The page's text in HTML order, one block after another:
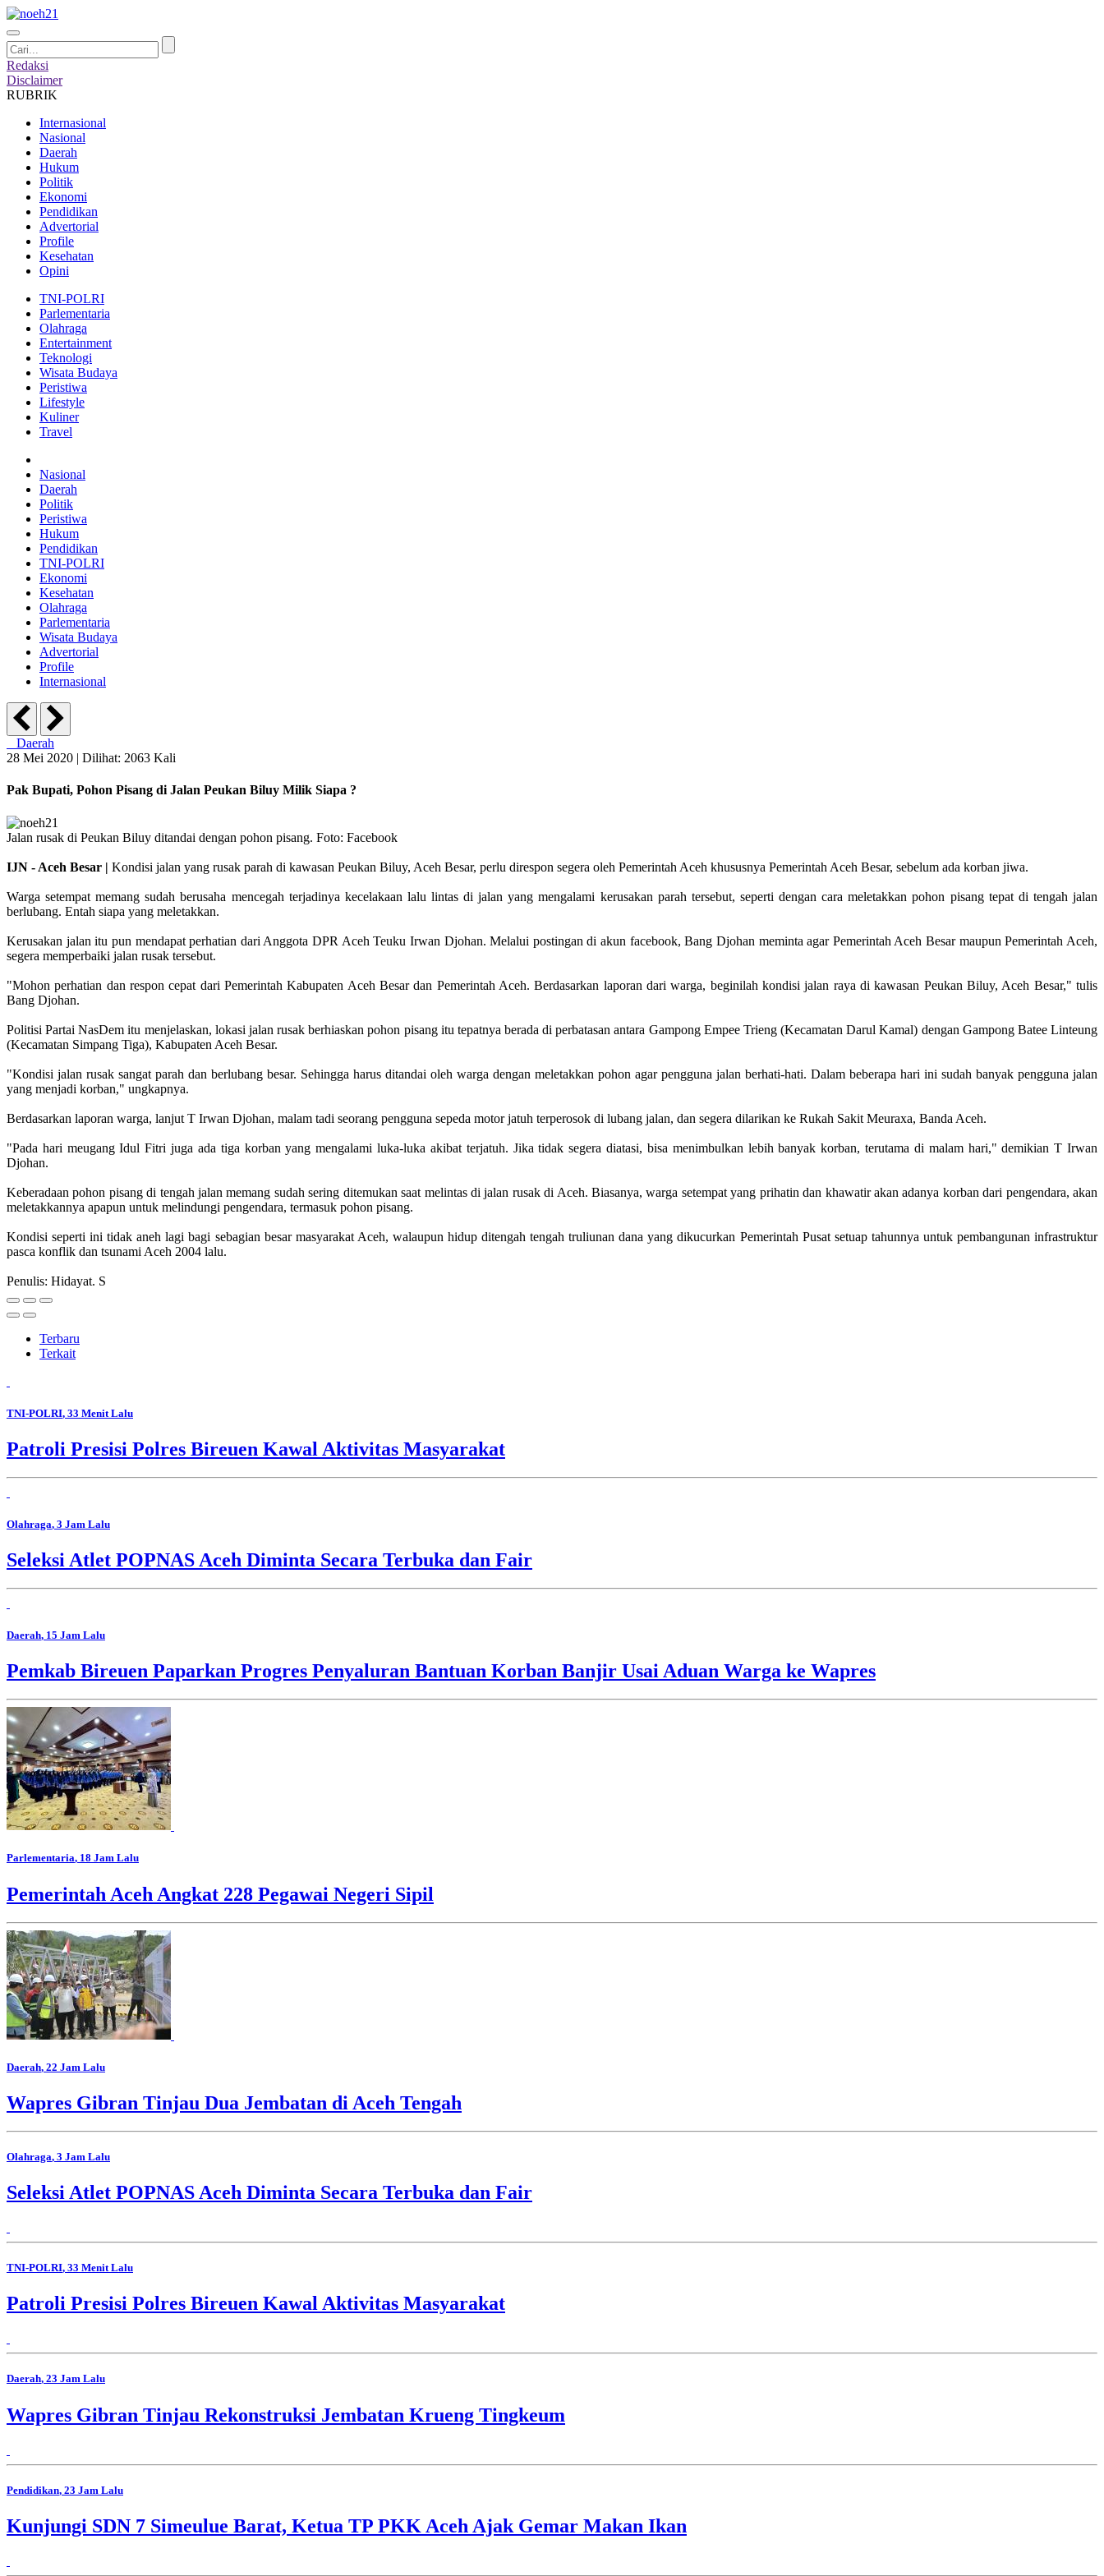
Redaksi
Disclaimer
RUBRIK
Internasional
Nasional
Daerah
Hukum
Politik
Ekonomi
Pendidikan
Advertorial
Profile
Kesehatan
Opini
TNI-POLRI
Parlementaria
Olahraga
Entertainment
Teknologi
Wisata Budaya
Peristiwa
Lifestyle
Kuliner
Travel
Nasional
Daerah
Politik
Peristiwa
Hukum
Pendidikan
TNI-POLRI
Ekonomi
Kesehatan
Olahraga
Parlementaria
Wisata Budaya
Advertorial
Profile
Internasional
Daerah
28 Mei 2020 | Dilihat: 2063 Kali
Pak Bupati, Pohon Pisang di Jalan Peukan Biluy Milik Siapa ?
Jalan rusak di Peukan Biluy ditandai dengan pohon pisang. Foto: Facebook
IJN - Aceh Besar | Kondisi jalan yang rusak parah di kawasan Peukan Biluy, Aceh Besar, perlu direspon segera oleh Pemerintah Aceh khususnya Pemerintah Aceh Besar, sebelum ada korban jiwa.
Warga setempat memang sudah berusaha mencegah terjadinya kecelakaan lalu lintas di jalan yang mengalami kerusakan parah tersebut, seperti dengan cara meletakkan pohon pisang tepat di tengah jalan
berlubang. Entah siapa yang meletakkan.
Kerusakan jalan itu pun mendapat perhatian dari Anggota DPR Aceh Teuku Irwan Djohan. Melalui postingan di akun facebook, Bang Djohan meminta agar Pemerintah Aceh Besar maupun Pemerintah Aceh,
segera memperbaiki jalan rusak tersebut.
"Mohon perhatian dan respon cepat dari Pemerintah Kabupaten Aceh Besar dan Pemerintah Aceh. Berdasarkan laporan dari warga, beginilah kondisi jalan raya di kawasan Peukan Biluy, Aceh Besar," tulis
Bang Djohan.
Politisi Partai NasDem itu menjelaskan, lokasi jalan rusak berhiaskan pohon pisang itu tepatnya berada di perbatasan antara Gampong Empee Trieng (Kecamatan Darul Kamal) dengan Gampong Batee Linteung
(Kecamatan Simpang Tiga), Kabupaten Aceh Besar.
"Kondisi jalan rusak sangat parah dan berlubang besar. Sehingga harus ditandai oleh warga dengan meletakkan pohon agar pengguna jalan berhati-hati. Dalam beberapa hari ini sudah banyak pengguna jalan
yang menjadi korban," ungkapnya.
Berdasarkan laporan warga, lanjut T Irwan Djohan, malam tadi seorang pengguna sepeda motor jatuh terperosok di lubang jalan, dan segera dilarikan ke Rukah Sakit Meuraxa, Banda Aceh.
"Pada hari meugang Idul Fitri juga ada tiga korban yang mengalami luka-luka akibat terjatuh. Jika tidak segera diatasi, bisa menimbulkan lebih banyak korban, terutama di malam hari," demikian T Irwan
Djohan.
Keberadaan pohon pisang di tengah jalan memang sudah sering ditemukan saat melintas di jalan rusak di Aceh. Biasanya, warga setempat yang prihatin dan khawatir akan adanya korban dari pengendara, akan
meletakkannya apapun untuk melindungi pengendara, termasuk pohon pisang.
Kondisi seperti ini tidak aneh lagi bagi sebagian besar masyarakat Aceh, walaupun hidup ditengah tengah truliunan dana yang dikucurkan Pemerintah Pusat setuap tahunnya untuk pembangunan infrastruktur
pasca konflik dan tsunami Aceh 2004 lalu.
Penulis: Hidayat. S
Terbaru
Terkait
TNI-POLRI, 33 Menit Lalu
Patroli Presisi Polres Bireuen Kawal Aktivitas Masyarakat
Olahraga, 3 Jam Lalu
Seleksi Atlet POPNAS Aceh Diminta Secara Terbuka dan Fair
Daerah, 15 Jam Lalu
Pemkab Bireuen Paparkan Progres Penyaluran Bantuan Korban Banjir Usai Aduan Warga ke Wapres
Parlementaria, 18 Jam Lalu
Pemerintah Aceh Angkat 228 Pegawai Negeri Sipil
Daerah, 22 Jam Lalu
Wapres Gibran Tinjau Dua Jembatan di Aceh Tengah
Olahraga, 3 Jam Lalu
Seleksi Atlet POPNAS Aceh Diminta Secara Terbuka dan Fair
TNI-POLRI, 33 Menit Lalu
Patroli Presisi Polres Bireuen Kawal Aktivitas Masyarakat
Daerah, 23 Jam Lalu
Wapres Gibran Tinjau Rekonstruksi Jembatan Krueng Tingkeum
Pendidikan, 23 Jam Lalu
Kunjungi SDN 7 Simeulue Barat, Ketua TP PKK Aceh Ajak Gemar Makan Ikan